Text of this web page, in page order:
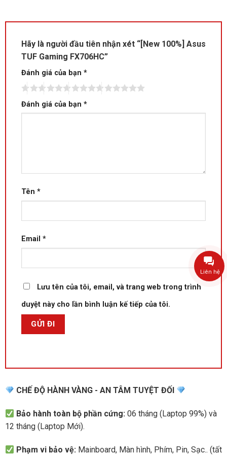
Hãy là người đầu tiên nhận xét “[New 100%] Asus
TUF Gaming FX706HC”
Đánh giá của bạn *
Đánh giá của bạn *
Tên *
Email *
Lưu tên của tôi, email, và trang web trong trình
duyệt này cho lần bình luận kế tiếp của tôi.
CHẾ ĐỘ HÀNH VÀNG - AN TÂM TUYỆT ĐỐI
Bảo hành toàn bộ phần cứng: 06 tháng (Laptop 99%) và
12 tháng (Laptop Mới).
Phạm vi bảo vệ: Mainboard, Màn hình, Phím, Pin, Sạc.. (tất
Liên hệ